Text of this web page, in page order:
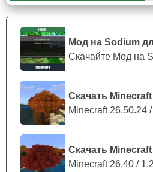
Мод на Sodium
Скачать Minecraft
Minecraft 26.50.24
Скачать Minecraft
Minecraft 26.40 /
Суперсилы
В случае, если игрок Minecraft
духа, который он хотел, он
С его помощью пользователь
надоевший ему дух, хоть это и
оригинальной истории.
даст игроку и другие суперсилы.